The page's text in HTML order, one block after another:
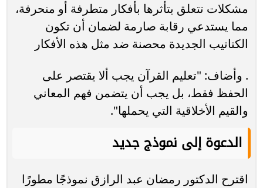
مشكلات تتعلق بتأثرها بأفكار متطرفة أو منحرفة،
مما يستدعي رقابة صارمة لضمان أن تكون
الكتاتيب الجديدة محصنة ضد مثل هذه الأفكار
. وأضاف: "تعليم القرآن يجب ألا يقتصر على
الحفظ فقط، بل يجب أن يتضمن فهم المعاني
والقيم الأخلاقية التي يحملها".
الدعوة إلى نموذج جديد
اقترح الدكتور رمضان عبد الرازق نموذجًا مطورًا